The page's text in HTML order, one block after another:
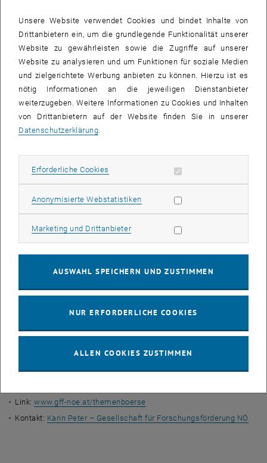
Unternehmen bieten auf der Börse Themen für akademische
Abschlussarbeiten an. Die aktuellen Aufgabenstellungen sind
für Niederösterreich wissenschaftlich relevant, das
Themenspektrum ist breit und umfasst alle
Wissenschaftsdisziplinen.
Studierende können aber auch selbst ein Thema mit
Niederösterreich-Bezug formulieren. Von der Aufgabenstellung
muss eine/einer der genannten niederösterreichischen
Akteur_innen profitieren - Ansprechpartner_innen der Online
Die Online Plattform steht Studierenden aus ganz Österreich zur
Themen einreichen & finden:
von der Themenbörse gewählt oder dort von den Studierenden
Höhe des Stipendiums reicht von 500 bis 1500 Euro und hängt von
Link:www.gff-noe.at/themenboerse
Kontakt: Karin Peter – Gesellschaft für Forschungsförderung NÖ
Unsere Website verwendet Cookies und bindet Inhalte von
Drittanbietern ein, um die grundlegende Funktionalität unserer
Website zu gewährleisten sowie die Zugriffe auf unserer
Website zu analysieren und um Funktionen für soziale Medien
und zielgerichtete Werbung anbieten zu können. Hierzu ist es
nötig Informationen an die jeweiligen Dienstanbieter
weiterzugeben. Weitere Informationen zu Cookies und Inhalten
von Drittanbietern auf der Website finden Sie in unserer
Datenschutzerklärung
Erforderliche Cookies Erforderliche Cookies zulassen
Anonymisierte WebstatistikenStatistik Cookies zulassen
Marketing und DrittanbieterMarketing Cookies zulassen
AUSWAHL SPEICHERN UND ZUSTIMMEN
NUR ERFORDERLICHE COOKIES
ALLEN COOKIES ZUSTIMMEN